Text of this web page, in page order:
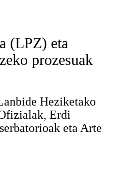
(LPZ) eta
prozesuak
Heziketako
Erdi
eta Arte